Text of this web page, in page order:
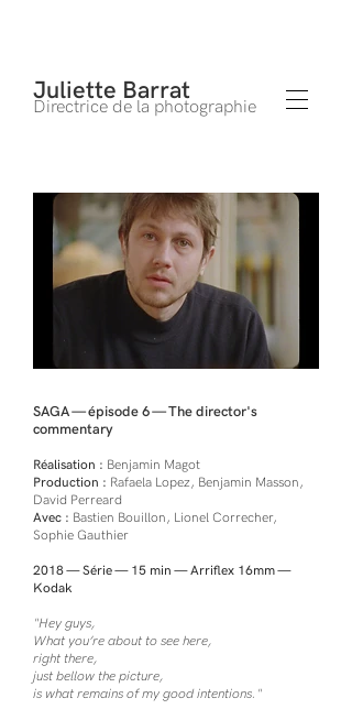
Juliette Barrat
Directrice de la photographie
SAGA — épisode 6 — The director's
commentary
Réalisation : Benjamin Magot
Production : Rafaela Lopez, Benjamin Masson,
David Perreard
Avec : Bastien Bouillon, Lionel Correcher,
Sophie Gauthier
2018 — Série — 15 min — Arriflex 16mm —
Kodak
"Hey guys,
What you’re about to see here,
right there,
just bellow the picture,
is what remains of my good intentions."